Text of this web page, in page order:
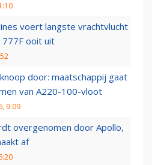
voert langste vrachtvlucht
ooit uit
knoop door: maatschappij gaat
van A220-100-vloot
9:09
overgenomen door Apollo,
af